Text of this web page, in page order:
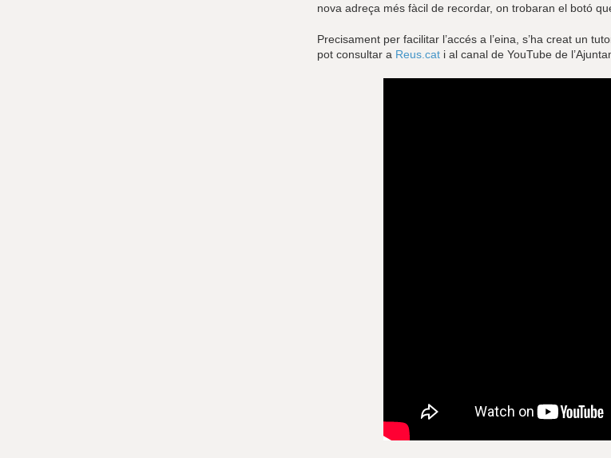
nova adreça més fàcil de recordar, on trobaran el botó
Precisament per facilitar l’accés a l’eina, s’ha creat un
pot consultar a Reus.cat i al canal de YouTube de